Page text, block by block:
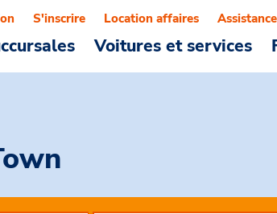
Voitures et services
S'inscrire Location affaires